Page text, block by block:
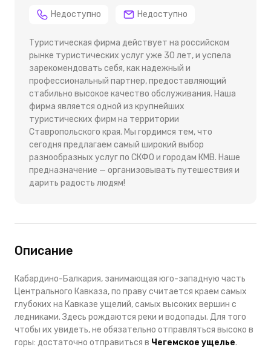
Недоступно Недоступно
Туристическая фирма действует на российском
рынке туристических услуг уже 30 лет, и успела
зарекомендовать себя, как надежный и
профессиональный партнер, предоставляющий
стабильно высокое качество обслуживания. Наша
фирма является одной из крупнейших
туристических фирм на территории
Ставропольского края. Мы гордимся тем, что
сегодня предлагаем самый широкий выбор
разнообразных услуг по СКФО и городам КМВ. Наше
предназначение — организовывать путешествия и
дарить радость людям!
Описание
Кабардино-Балкария, занимающая юго-западную часть
Центрального Кавказа, по праву считается краем самых
глубоких на Кавказе ущелий, самых высоких вершин с
ледниками. Здесь рождаются реки и водопады. Для того
чтобы их увидеть, не обязательно отправляться высоко в
горы: достаточно отправиться в Чегемское ущелье.